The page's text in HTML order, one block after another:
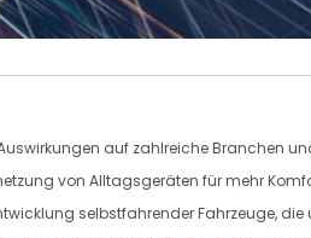
auf zahlreiche Branchen
von Alltagsgeräten für mehr
selbstfahrender Fahrzeuge,